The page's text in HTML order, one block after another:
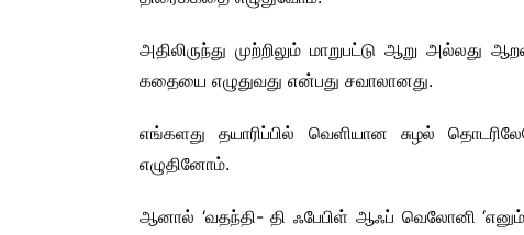
அதிலிருந்து முற்றிலும் மாறுபட்டு ஆறு
கதையை எழுதுவது என்பது சவாலானது.
எங்களது தயாரிப்பில் வெளியான சுழல்
எழுதினோம்.
ஆனால் ‘வதந்தி- தி ஃபேபிள் ஆஃப் வெலோனி